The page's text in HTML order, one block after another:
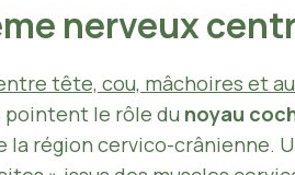
nerveux
tête, cou, mâchoires et
pointent le rôle du noyau
la région cervico-crânienne.